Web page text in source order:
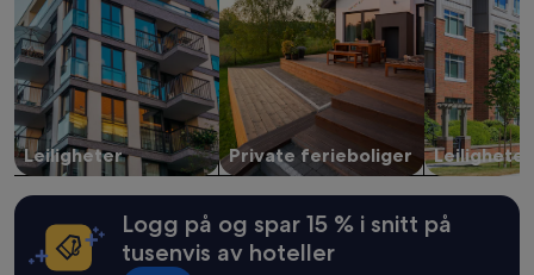
s
u
u
s
g
r
i
l
a
i
s
p
i
h
a
p
i
r
voksne.
Priser
og
tilgjengelighet
kan
endre
seg.
Ytterligere
vilkår
gjelde.
Leiligheter Private ferieboliger
Logg på og spar 15 % i snitt på
tusenvis av hoteller